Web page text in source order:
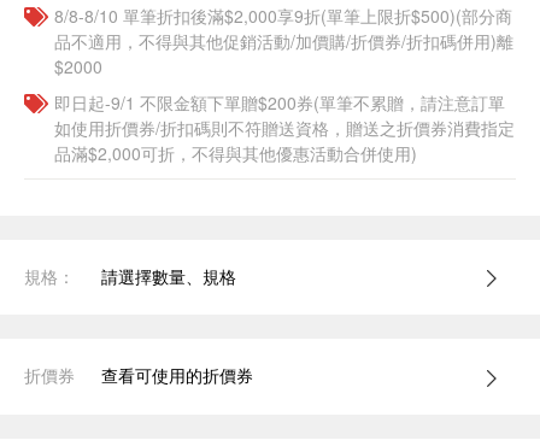
8/8-8/10 單筆折扣後滿$2,000享9折(單筆上限折$500)(部分商
品不適用，不得與其他促銷活動/加價購/折價券/折扣碼併用)離
$2000
即日起-9/1 不限金額下單贈$200券(單筆不累贈，請注意訂單
如使用折價券/折扣碼則不符贈送資格，贈送之折價券消費指定
品滿$2,000可折，不得與其他優惠活動合併使用)
規格： 請選擇數量、規格
折價券 查看可使用的折價券